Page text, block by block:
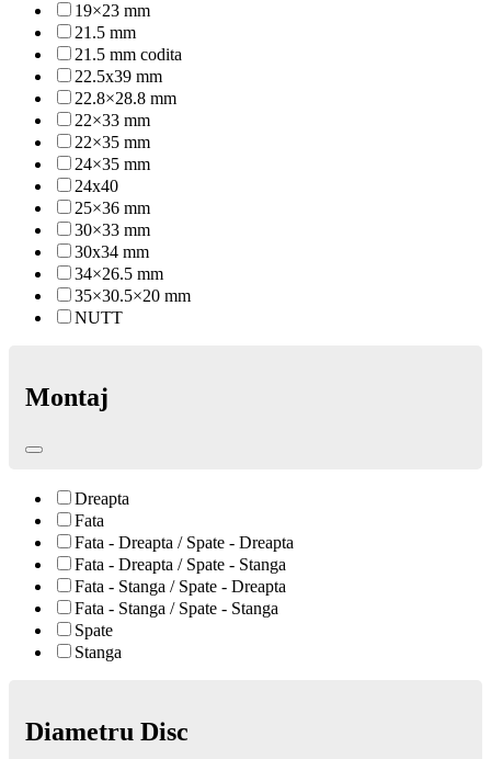
19×23 mm
21.5 mm
21.5 mm codita
22.5x39 mm
22.8×28.8 mm
22×33 mm
22×35 mm
24×35 mm
24x40
25×36 mm
30×33 mm
30x34 mm
34×26.5 mm
35×30.5×20 mm
NUTT
Montaj
Dreapta
Fata
Fata - Dreapta / Spate - Dreapta
Fata - Dreapta / Spate - Stanga
Fata - Stanga / Spate - Dreapta
Fata - Stanga / Spate - Stanga
Spate
Stanga
Diametru Disc